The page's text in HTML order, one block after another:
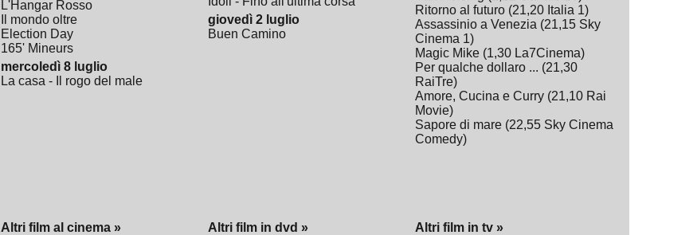
L'Hangar Rosso
Il mondo oltre
Election Day
165' Mineurs
mercoledì 8 luglio
La casa - Il rogo del male
giovedì 2 luglio
Buen Camino
Ritorno al futuro (21,20 Italia 1)
Assassinio a Venezia (21,15 Sky
Cinema 1)
Magic Mike (1,30 La7Cinema)
Per qualche dollaro ... (21,30
RaiTre)
Amore, Cucina e Curry (21,10 Rai
Movie)
Sapore di mare (22,55 Sky Cinema
Comedy)
Altri film al cinema » Altri film in dvd » Altri film in tv »